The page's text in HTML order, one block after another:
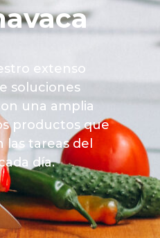
extenso
soluciones
una amplia
productos que
tareas del
día.